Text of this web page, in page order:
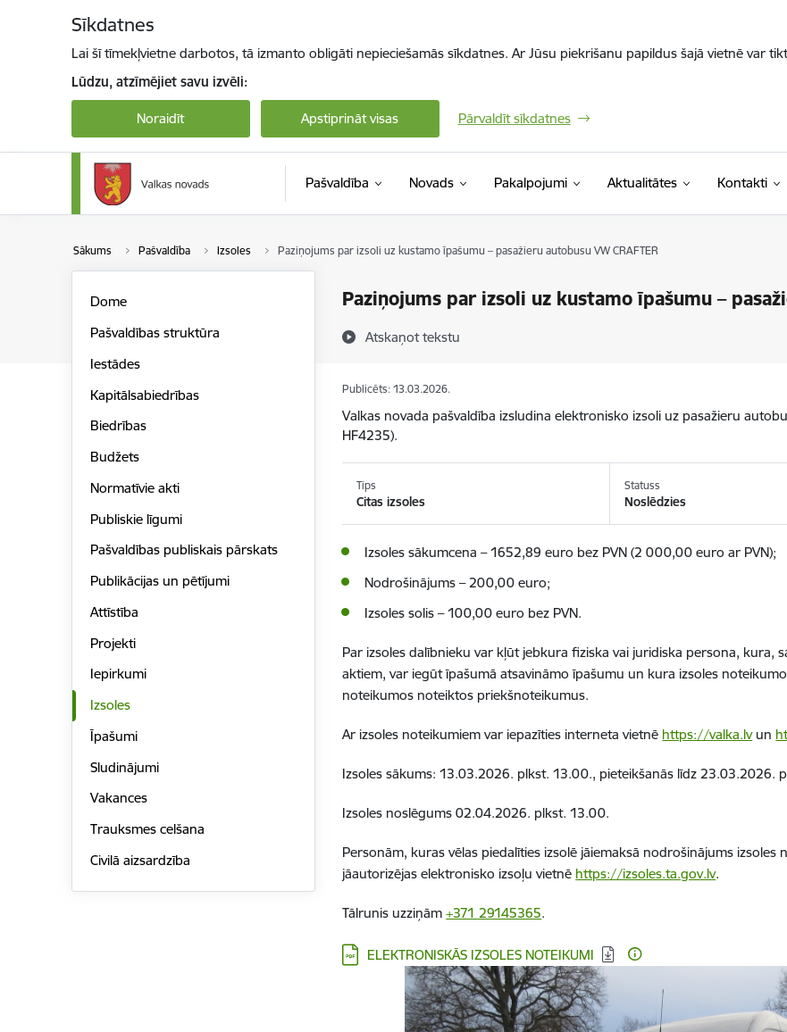
Sīkdatnes
Lai šī tīmekļvietne darbotos, tā izmanto obligāti nepieciešamās sīkdatnes. Ar Jūsu piekrišanu papildus šajā vietnē var
Lūdzu, atzīmējiet savu izvēli:
Noraidīt Apstiprināt visas Pārvaldīt sīkdatnes
Pašvaldība Novads Pakalpojumi Aktualitātes Kontakti
Sākums Pašvaldība Izsoles Paziņojums par izsoli uz kustamo īpašumu – pasažieru autobusu VW CRAFTER
Paziņojums par izsoli uz kustamo īpašumu –
Atskaņot tekstu
Dome
Pašvaldības struktūra
Iestādes
Kapitālsabiedrības
Biedrības
Budžets
Normatīvie akti
Publiskie līgumi
Pašvaldības publiskais pārskats
Publikācijas un pētījumi
Attīstība
Projekti
Iepirkumi
Izsoles
Īpašumi
Sludinājumi
Vakances
Trauksmes celšana
Civilā aizsardzība
Publicēts: 13.03.2026.
Valkas novada pašvaldība izsludina elektronisko izsoli uz pasažieru
HF4235).
Tips
Citas izsoles
Statuss
Noslēdzies
Izsoles sākumcena – 1652,89 euro bez PVN (2 000,00 euro ar PVN);
Nodrošinājums – 200,00 euro;
Izsoles solis – 100,00 euro bez PVN.
Par izsoles dalībnieku var kļūt jebkura fiziska vai juridiska persona, kura,
aktiem, var iegūt īpašumā atsavināmo īpašumu un kura izsoles
noteikumos noteiktos priekšnoteikumus.
Ar izsoles noteikumiem var iepazīties interneta vietnē https://valka.lvun
Izsoles sākums: 13.03.2026. plkst. 13.00., pieteikšanās līdz 23.03.2026.
Izsoles noslēgums 02.04.2026. plkst. 13.00.
Personām, kuras vēlas piedalīties izsolē jāiemaksā nodrošinājums
jāautorizējas elektronisko izsoļu vietnē https://izsoles.ta.gov.lv.
Tālrunis uzziņām+371 29145365.
Lejupielādēt:
ELEKTRONISKĀS IZSOLES NOTEIKUMI